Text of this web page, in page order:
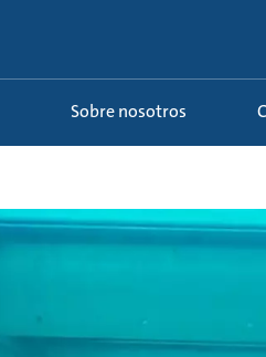
Sobre nosotros